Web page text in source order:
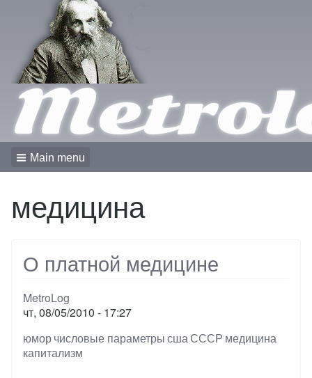
Main menu
медицина
О платной медицине
MetroLog
чт, 08/05/2010 - 17:27
Тэги
юморчисловые параметрысшаСССР медицина
капитализм